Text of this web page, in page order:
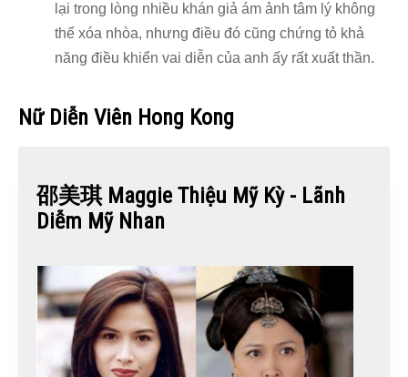
lại trong lòng nhiều khán giả ám ảnh tâm lý không
thể xóa nhòa, nhưng điều đó cũng chứng tỏ khả
năng điều khiển vai diễn của anh ấy rất xuất thần.
Nữ Diễn Viên Hong Kong
邵美琪 Maggie Thiệu Mỹ Kỳ - Lãnh
Diễm Mỹ Nhan